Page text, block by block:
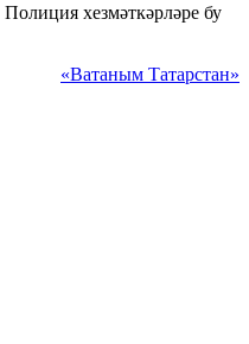
хезмәткәрләре бу
«Ватаным Татарстан»